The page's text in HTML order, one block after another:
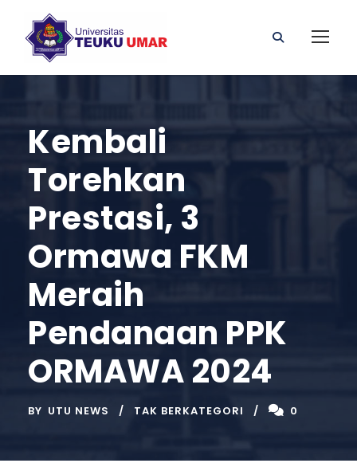
Kembali
Torehkan
Prestasi, 3
Ormawa FKM
Meraih
Pendanaan PPK
ORMAWA 2024
BY UTU NEWS TAK BERKATEGORI 0